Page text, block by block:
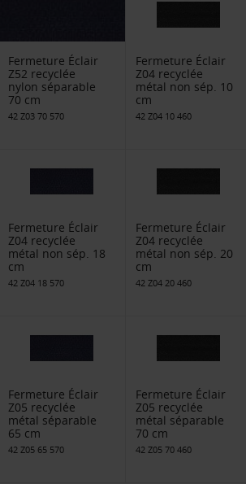
Fermeture Éclair
Z52 recyclée
nylon séparable
70 cm
42 Z03 70 570
Fermeture Éclair
Z04 recyclée
métal non sép. 10
cm
42 Z04 10 460
Fermeture Éclair
Z04 recyclée
métal non sép. 18
cm
42 Z04 18 570
Fermeture Éclair
Z04 recyclée
métal non sép. 20
cm
42 Z04 20 460
Fermeture Éclair
Z05 recyclée
métal séparable
65 cm
42 Z05 65 570
Fermeture Éclair
Z05 recyclée
métal séparable
70 cm
42 Z05 70 460